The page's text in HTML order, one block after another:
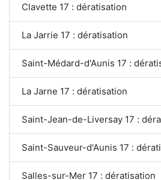
Clavette 17 : dératisation
La Jarrie 17 : dératisation
Saint-Médard-d'Aunis 17 :
La Jarne 17 : dératisation
Saint-Jean-de-Liversay 17 :
Saint-Sauveur-d'Aunis 17 :
Salles-sur-Mer 17 : dératisation